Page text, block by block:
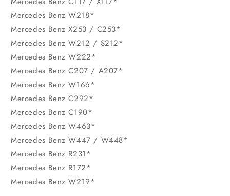
Mercedes Benz W218*
Mercedes Benz X253 / C253*
Mercedes Benz W212 / S212*
Mercedes Benz W222*
Mercedes Benz C207 / A207*
Mercedes Benz W166*
Mercedes Benz C292*
Mercedes Benz C190*
Mercedes Benz W463*
Mercedes Benz W447 / W448*
Mercedes Benz R231*
Mercedes Benz R172*
Mercedes Benz W219*